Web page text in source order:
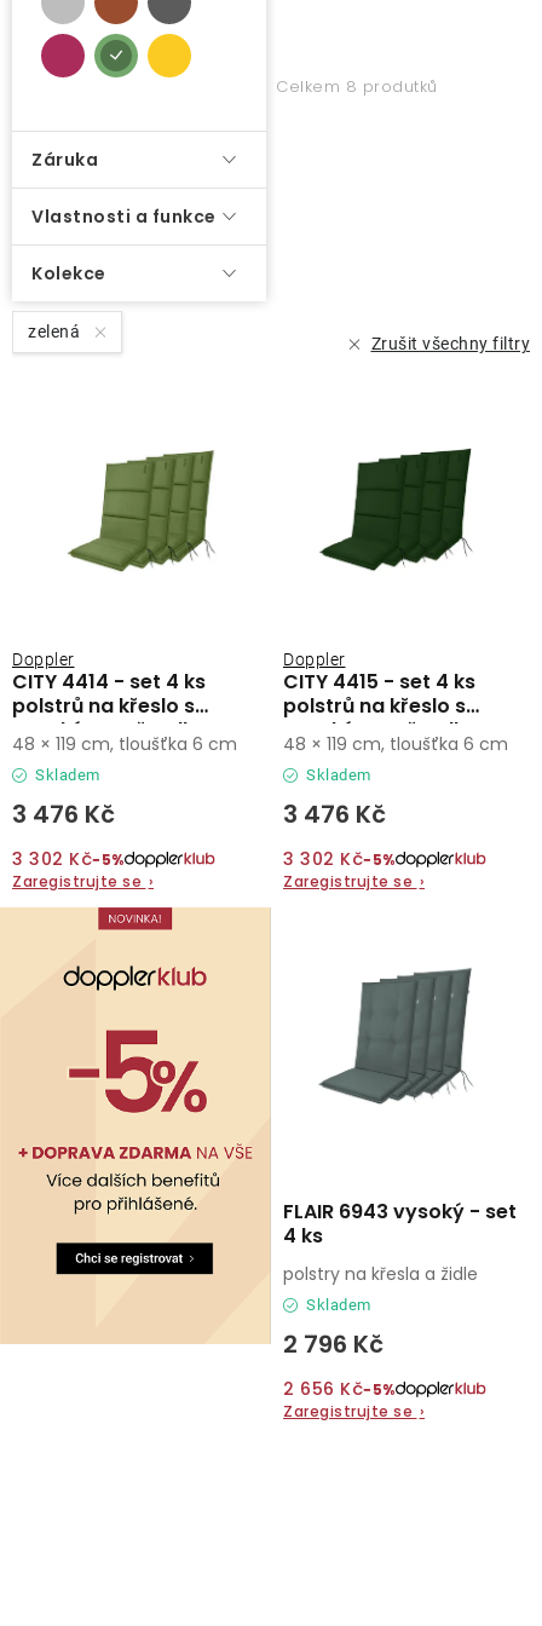
O nás
Záruka
Vlastnosti a funkce
Kolekce
Celkem 8 produtků
zelená
Zrušit všechny filtry
CITY 4414 - set 4 ks
polstrů na křeslo s
vysokým opěradlem
Doppler
Skladem
3 476 Kč
3 302 Kč−5%
Zaregistrujte se ›
48 × 119 cm, tloušťka 6 cm
CITY 4415 - set 4 ks
polstrů na křeslo s
vysokým opěradlem
Doppler
Skladem
3 476 Kč
3 302 Kč−5%
Zaregistrujte se ›
48 × 119 cm, tloušťka 6 cm
FLAIR 6943 vysoký - set
4 ks
Skladem
2 796 Kč
2 656 Kč−5%
Zaregistrujte se ›
polstry na křesla a židle